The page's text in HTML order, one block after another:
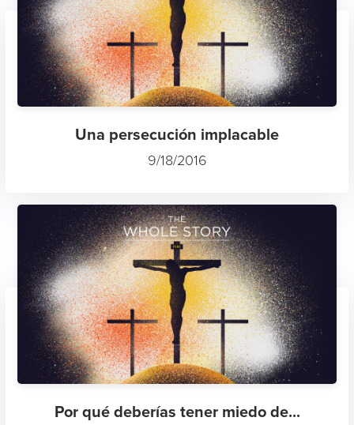
Una persecución implacable
9/18/2016
Por qué deberías tener miedo de...